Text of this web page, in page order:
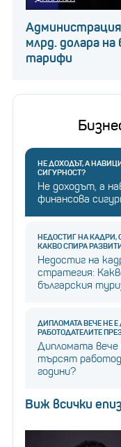
млрд. долара
тарифи
НЕ ДОХОДЪТ, А
СИГУРНОСТ?
Не доходът, а
финансова
НЕДОСТИГ НА КАДРИ,
КАКВО СПИРА
Недостиг на
стратегия:
българския
ДИПЛОМАТА ВЕЧЕ НЕ
РАБОТОДАТЕЛИТЕ
Дипломата
търсят
години?
Виж всички